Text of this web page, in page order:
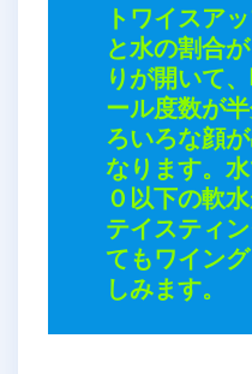
トワイスア
と水の割合
りが開いて
ール度数が
ろいろな顔
なります。
０以下の軟
テイスティ
てもワイン
しみます。